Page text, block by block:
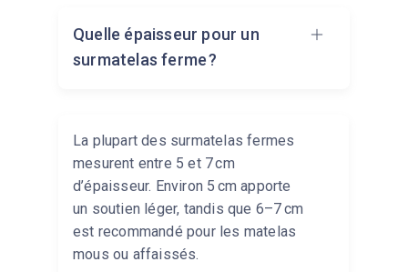
Quelle épaisseur pour un
surmatelas ferme ?
La plupart des surmatelas fermes
mesurent entre 5 et 7 cm
d’épaisseur. Environ 5 cm apporte
un soutien léger, tandis que 6–7 cm
est recommandé pour les matelas
mous ou affaissés.